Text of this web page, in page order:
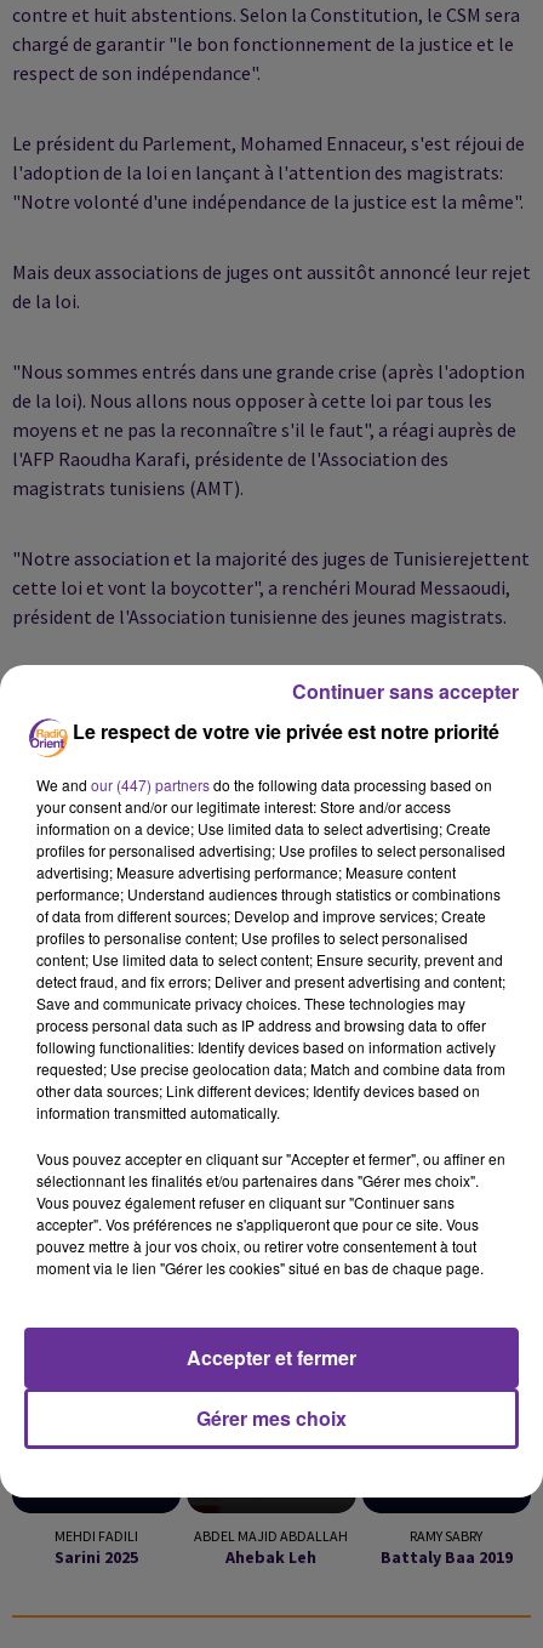
contre et huit abstentions. Selon la Constitution, le CSM sera
chargé de garantir "le bon fonctionnement de la justice et le
respect de son indépendance".
Le président du Parlement, Mohamed Ennaceur, s'est réjoui de
l'adoption de la loi en lançant à l'attention des magistrats:
"Notre volonté d'une indépendance de la justice est la même".
Mais deux associations de juges ont aussitôt annoncé leur rejet
de la loi.
"Nous sommes entrés dans une grande crise (après l'adoption
de la loi). Nous allons nous opposer à cette loi par tous les
moyens et ne pas la reconnaître s'il le faut", a réagi auprès de
l'AFP Raoudha Karafi, présidente de l'Association des
magistrats tunisiens (AMT).
"Notre association et la majorité des juges de Tunisierejettent
cette loi et vont la boycotter", a renchéri Mourad Messaoudi,
président de l'Association tunisienne des jeunes magistrats.
Mme Karafi a jugé que la loi accordait trop de place à l'exécutif,
notamment concernant la nomination et la formation des
juges, en appelant le président Béji Caïd Essebsi à ne pas la
Le projet de loi avait déjà provoqué une levée de boucliers chez
les juges, qui ont observé deux grèves dont l'une se poursuit
depuis lundi.
AFP
MEHDI FADILI
Sarini 2025
ABDEL MAJID ABDALLAH
Ahebak Leh
RAMY SABRY
Battaly Baa 2019
Le respect de votre vie privée est notre priorité
We and our (447) partnersdo the following data processing based on
your consent and/or our legitimate interest: Store and/or access
information on a device; Use limited data to select advertising; Create
profiles for personalised advertising; Use profiles to select personalised
advertising; Measure advertising performance; Measure content
performance; Understand audiences through statistics or combinations
of data from different sources; Develop and improve services; Create
profiles to personalise content; Use profiles to select personalised
content; Use limited data to select content; Ensure security, prevent and
detect fraud, and fix errors; Deliver and present advertising and content;
Save and communicate privacy choices. These technologies may
process personal data such as IP address and browsing data to offer
following functionalities: Identify devices based on information actively
requested; Use precise geolocation data; Match and combine data from
other data sources; Link different devices; Identify devices based on
information transmitted automatically.
Vous pouvez accepter en cliquant sur "Accepter et fermer", ou affiner en
sélectionnant les finalités et/ou partenaires dans "Gérer mes choix".
Vous pouvez également refuser en cliquant sur "Continuer sans
accepter". Vos préférences ne s'appliqueront que pour ce site. Vous
pouvez mettre à jour vos choix, ou retirer votre consentement à tout
moment via le lien "Gérer les cookies" situé en bas de chaque page.
Gérer mes choix
Accepter et fermer
Continuer sans accepter